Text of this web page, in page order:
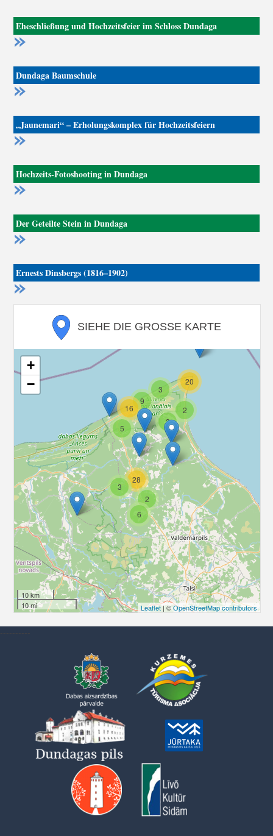
Eheschließung und Hochzeitsfeier im Schloss Dundaga
Dundaga Baumschule
„Jaunemari“ – Erholungskomplex für Hochzeitsfeiern
Hochzeits-Fotoshooting in Dundaga
Der Geteilte Stein in Dundaga
Ernests Dinsbergs (1816–1902)
SIEHE DIE GROSSE KARTE
3
20
6
2
3
28
2
3
9
5
16
+
−
10 km
10 mi
Leaflet| ©OpenStreetMap contributors